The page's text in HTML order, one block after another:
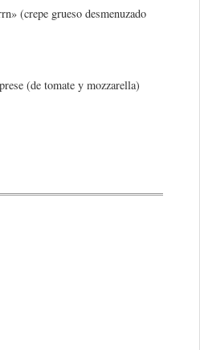
(crepe grueso desmenuzado
(de tomate y mozzarella)